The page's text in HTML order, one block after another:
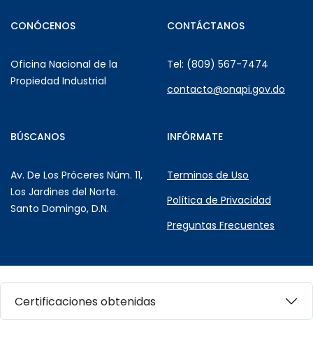
CONÓCENOS
Oficina Nacional de la
Propiedad Industrial
CONTÁCTANOS
Tel: (809) 567-7474
contacto@onapi.gov.do
BÚSCANOS
Av. De Los Próceres Núm. 11,
Los Jardines del Norte.
Santo Domingo, D.N.
INFÓRMATE
Terminos de Uso
Política de Privacidad
Preguntas Frecuentes
Certificaciones obtenidas